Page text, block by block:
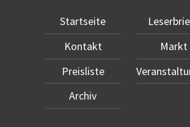
Startseite
Kontakt
Preisliste
Archiv
Markt